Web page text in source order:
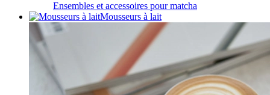
Ensembles et accessoires pour matcha
Mousseurs à lait